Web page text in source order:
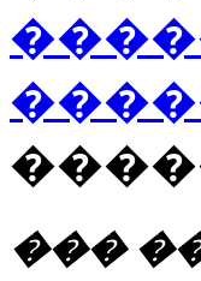
���